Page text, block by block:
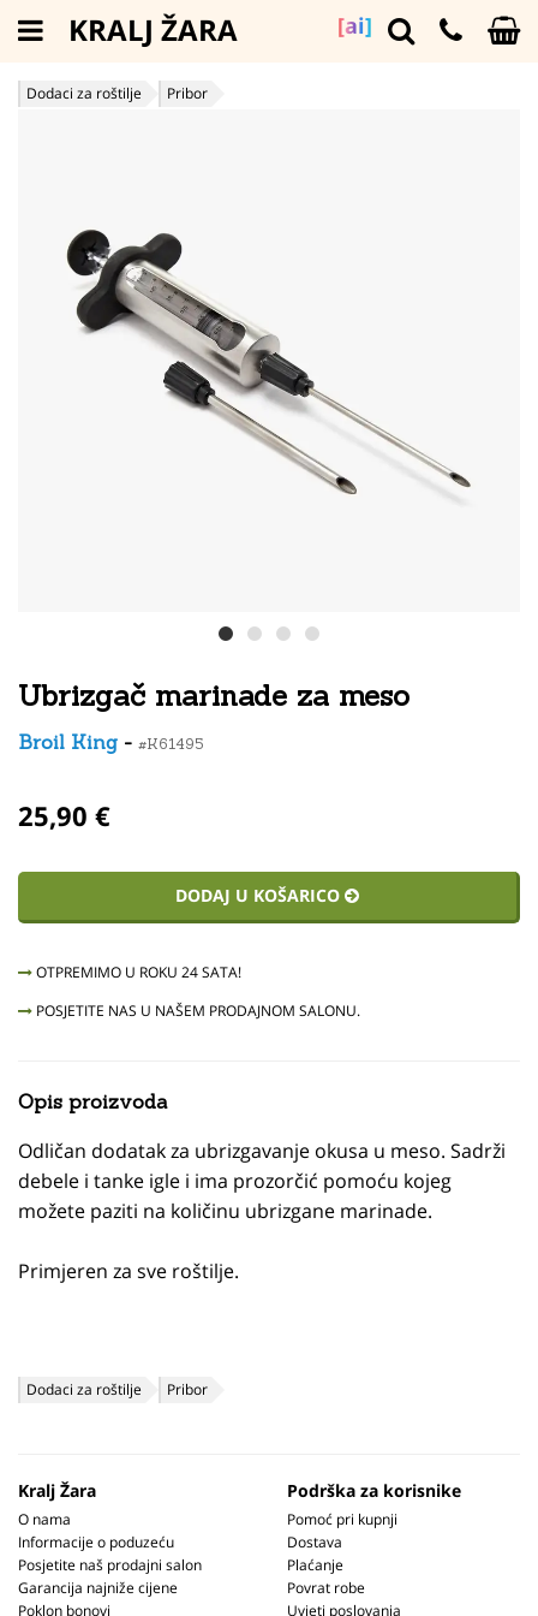
[ai]
KRALJ ŽARA
Dodaci za roštilje Pribor
Ubrizgač marinade za meso
Broil King - #K61495
25,90 €
DODAJ U KOŠARICO
OTPREMIMO U ROKU 24 SATA!
POSJETITE NAS U NAŠEM PRODAJNOM SALONU.
Opis proizvoda
Odličan dodatak za ubrizgavanje okusa u meso. Sadrži
debele i tanke igle i ima prozorčić pomoću kojeg
možete paziti na količinu ubrizgane marinade.
Primjeren za sve roštilje.
Dodaci za roštilje Pribor
Kralj Žara
O nama
Informacije o poduzeću
Posjetite naš prodajni salon
Garancija najniže cijene
Poklon bonovi
Podrška za korisnike
Pomoć pri kupnji
Dostava
Plaćanje
Povrat robe
Uvjeti poslovanja